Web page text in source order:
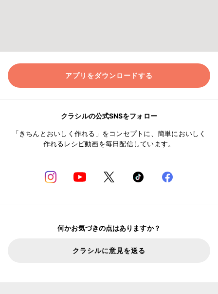
アプリをダウンロードする
クラシルの公式SNSをフォロー
「きちんとおいしく作れる」をコンセプトに、簡単においしく
作れるレシピ動画を毎日配信しています。
何かお気づきの点はありますか？
クラシルに意見を送る